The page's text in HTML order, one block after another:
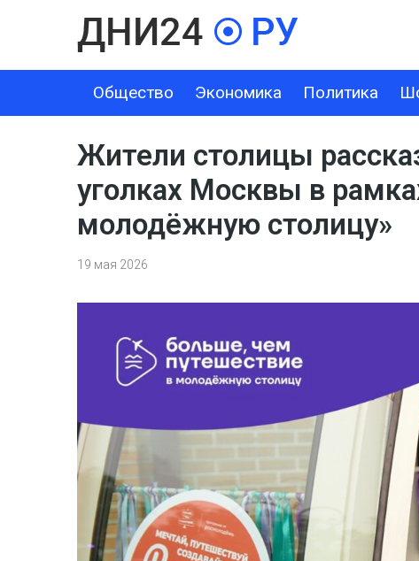
Общество Экономика Политика
ЭКОНОМИКА ПОЛИТИКА ШОУ-БИЗНЕС В
Жители столицы
уголках Москвы в
молодёжную столицу»
19 мая 2026